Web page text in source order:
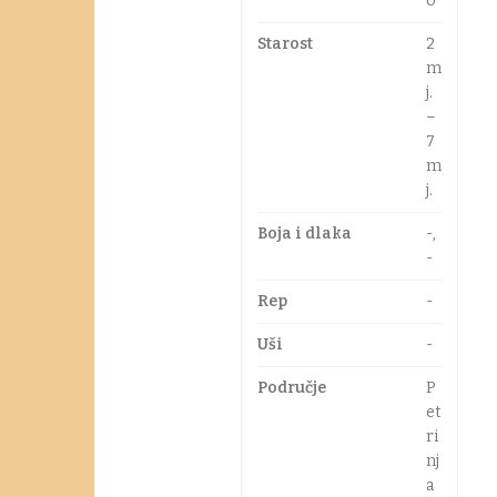
Starost
2
m
j.
–
7
m
j.
Boja i dlaka
-,
-
Rep -
Uši -
Područje
P
et
ri
nj
a